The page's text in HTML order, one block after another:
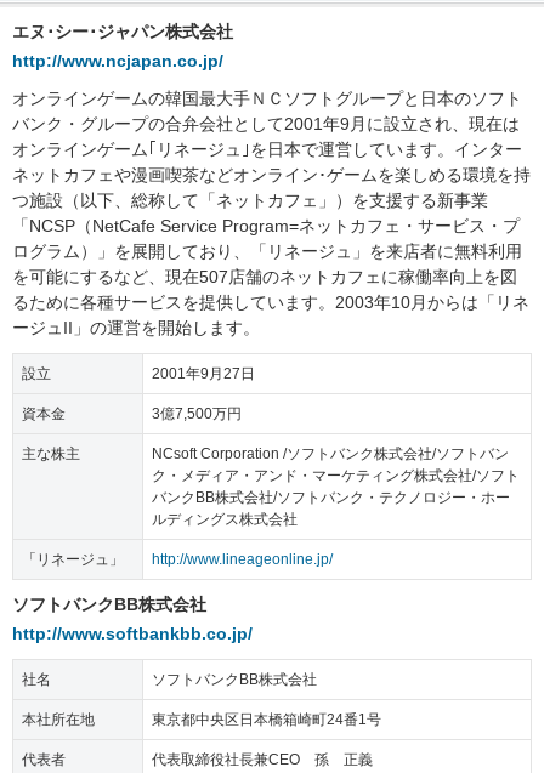
エヌ･シー･ジャパン株式会社
http://www.ncjapan.co.jp/
オンラインゲームの韓国最大手ＮＣソフトグループと日本のソフト
バンク・グループの合弁会社として2001年9月に設立され、現在は
オンラインゲーム｢リネージュ｣を日本で運営しています。インター
ネットカフェや漫画喫茶などオンライン･ゲームを楽しめる環境を持
つ施設（以下、総称して「ネットカフェ」）を支援する新事業
「NCSP（NetCafe Service Program=ネットカフェ・サービス・プ
ログラム）」を展開しており、「リネージュ」を来店者に無料利用
を可能にするなど、現在507店舗のネットカフェに稼働率向上を図
るために各種サービスを提供しています。2003年10月からは「リネ
ージュII」の運営を開始します。
設立 2001年9月27日
資本金 3億7,500万円
主な株主
NCsoft Corporation /ソフトバンク株式会社/ソフトバン
ク・メディア・アンド・マーケティング株式会社/ソフト
バンクBB株式会社/ソフトバンク・テクノロジー・ホー
ルディングス株式会社
「リネージュ」 http://www.lineageonline.jp/
ソフトバンクBB株式会社
http://www.softbankbb.co.jp/
社名 ソフトバンクBB株式会社
本社所在地 東京都中央区日本橋箱崎町24番1号
代表者 代表取締役社長兼CEO 孫 正義